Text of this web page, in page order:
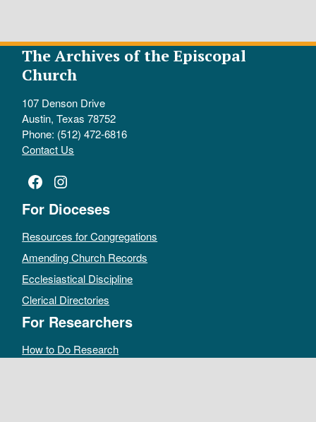
The Archives of the Episcopal
Church
107 Denson Drive
Austin, Texas 78752
Phone: (512) 472-6816
Contact Us
Facebook
Instagram
For Dioceses
Resources for Congregations
Amending Church Records
Ecclesiastical Discipline
Clerical Directories
For Researchers
How to Do Research